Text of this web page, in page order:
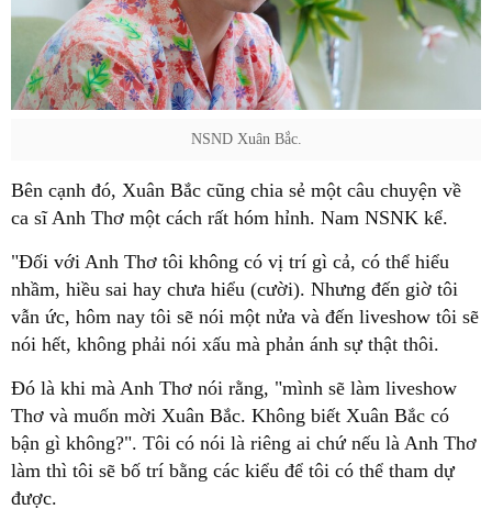
NSND Xuân Bắc.
Bên cạnh đó, Xuân Bắc cũng chia sẻ một câu chuyện về
ca sĩ Anh Thơ một cách rất hóm hỉnh. Nam NSNK kể.
"Đối với Anh Thơ tôi không có vị trí gì cả, có thể hiểu
nhầm, hiều sai hay chưa hiểu (cười). Nhưng đến giờ tôi
vẫn ức, hôm nay tôi sẽ nói một nửa và đến liveshow tôi sẽ
nói hết, không phải nói xấu mà phản ánh sự thật thôi.
Đó là khi mà Anh Thơ nói rằng, "mình sẽ làm liveshow
Thơ và muốn mời Xuân Bắc. Không biết Xuân Bắc có
bận gì không?". Tôi có nói là riêng ai chứ nếu là Anh Thơ
làm thì tôi sẽ bố trí bằng các kiểu để tôi có thể tham dự
được.